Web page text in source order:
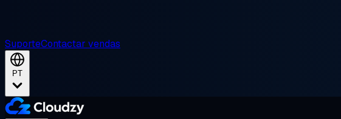
SuporteContactar vendas
PT